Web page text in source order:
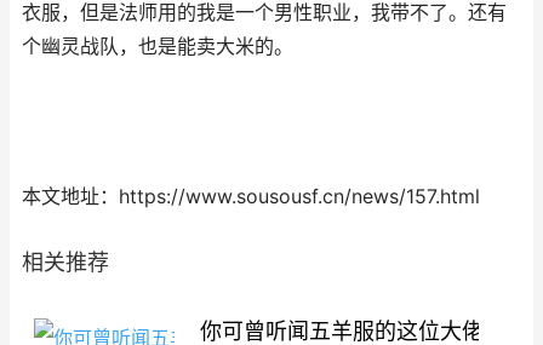
衣服，但是法师用的我是一个男性职业，我带不了。还有
个幽灵战队，也是能卖大米的。
本文地址：https://www.sousousf.cn/news/157.html
相关推荐
你可曾听闻五羊服的这位大佬